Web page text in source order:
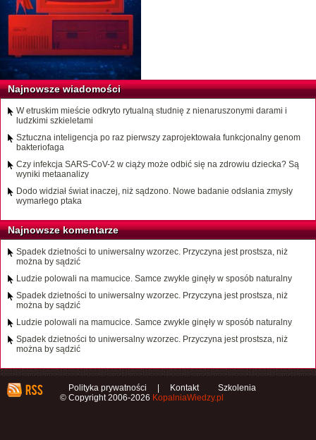
Najnowsze wiadomości
W etruskim mieście odkryto rytualną studnię z nienaruszonymi darami i
ludzkimi szkieletami
Sztuczna inteligencja po raz pierwszy zaprojektowała funkcjonalny genom
bakteriofaga
Czy infekcja SARS-CoV-2 w ciąży może odbić się na zdrowiu dziecka? Są
wyniki metaanalizy
Dodo widział świat inaczej, niż sądzono. Nowe badanie odsłania zmysły
wymarłego ptaka
Najnowsze komentarze
Spadek dzietności to uniwersalny wzorzec. Przyczyna jest prostsza, niż
można by sądzić
Ludzie polowali na mamucice. Samce zwykle ginęły w sposób naturalny
Spadek dzietności to uniwersalny wzorzec. Przyczyna jest prostsza, niż
można by sądzić
Ludzie polowali na mamucice. Samce zwykle ginęły w sposób naturalny
Spadek dzietności to uniwersalny wzorzec. Przyczyna jest prostsza, niż
można by sądzić
Polityka prywatności Kontakt
Szkolenia
© Copyright 2006-2026 KopalniaWiedzy.pl